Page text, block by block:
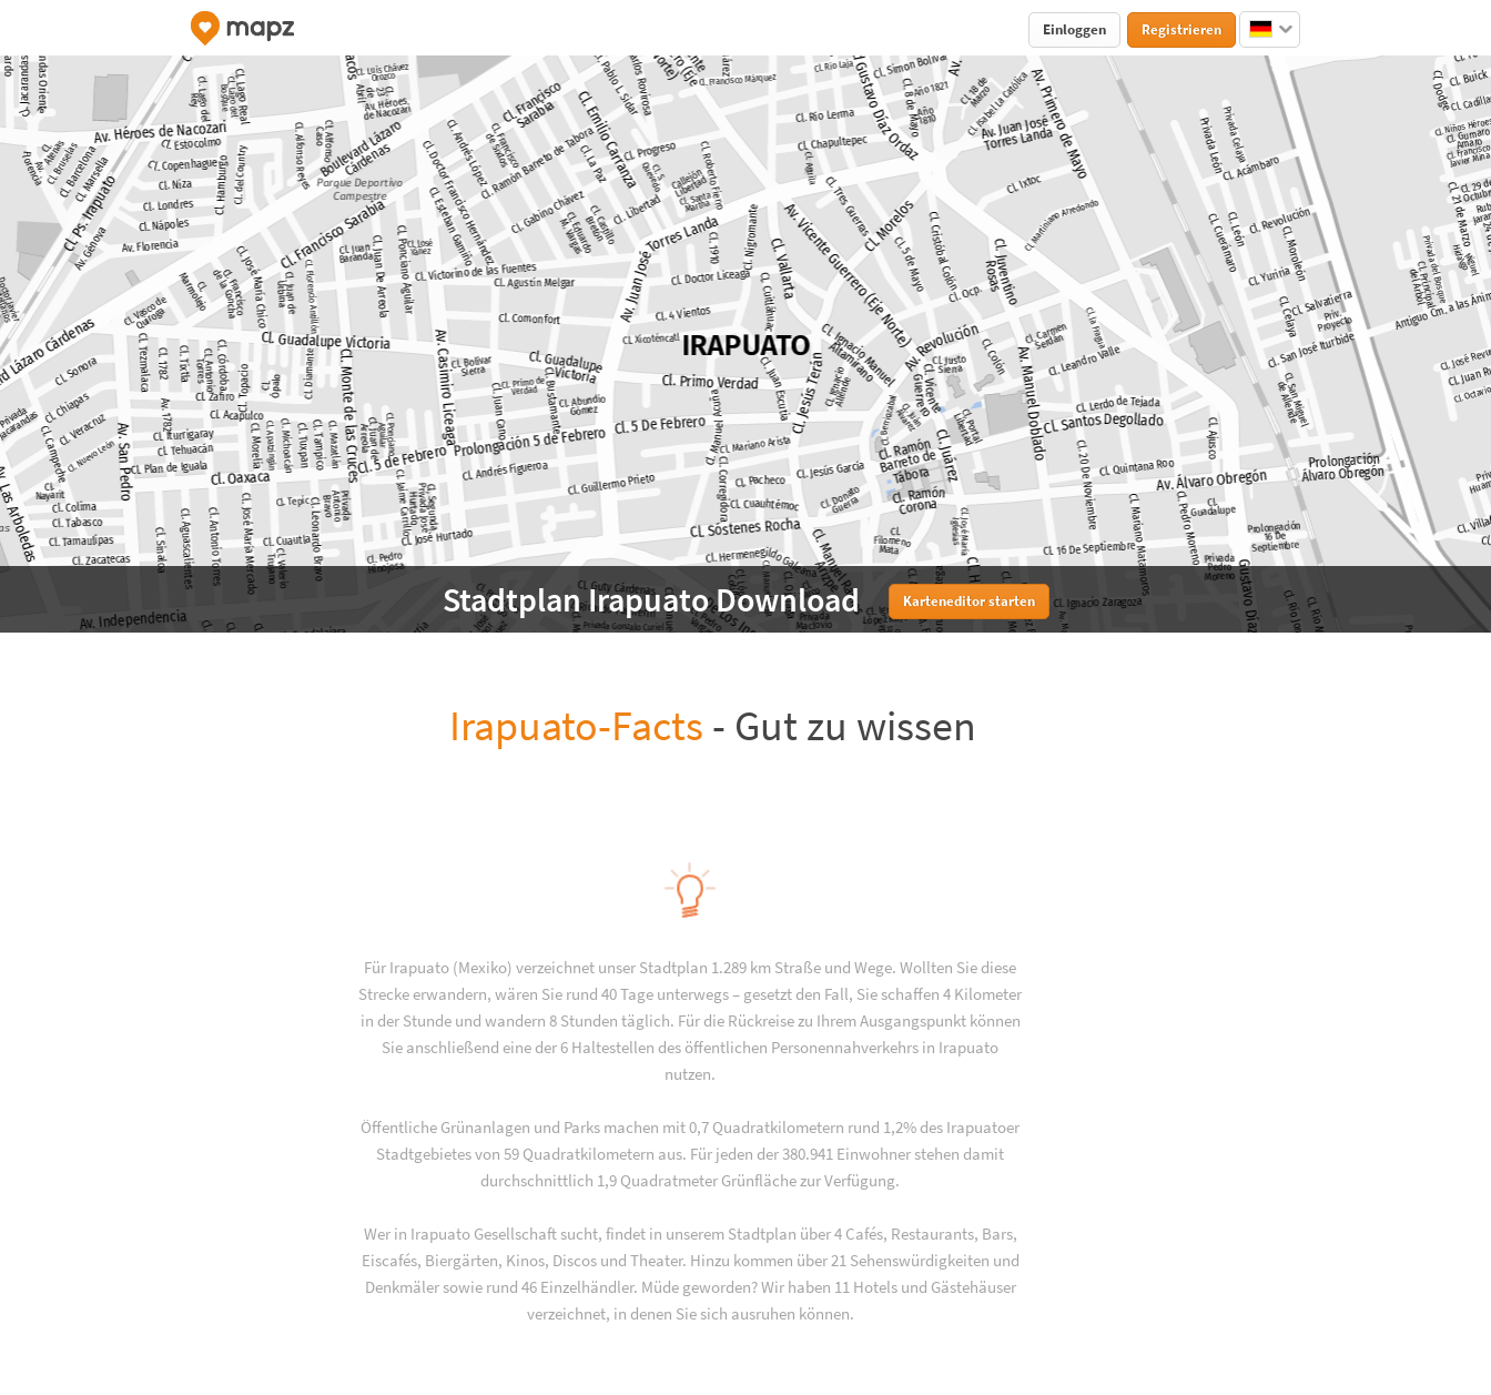
Einloggen Registrieren
Stadtplan Irapuato Download Karteneditor starten
Irapuato-Facts - Gut zu wissen
Für Irapuato (Mexiko) verzeichnet unser Stadtplan 1.289 km Straße und Wege. Wollten Sie diese
Strecke erwandern, wären Sie rund 40 Tage unterwegs – gesetzt den Fall, Sie schaffen 4 Kilometer
in der Stunde und wandern 8 Stunden täglich. Für die Rückreise zu Ihrem Ausgangspunkt können
Sie anschließend eine der 6 Haltestellen des öffentlichen Personennahverkehrs in Irapuato
nutzen.
Öffentliche Grünanlagen und Parks machen mit 0,7 Quadratkilometern rund 1,2% des Irapuatoer
Stadtgebietes von 59 Quadratkilometern aus. Für jeden der 380.941 Einwohner stehen damit
durchschnittlich 1,9 Quadratmeter Grünfläche zur Verfügung.
Wer in Irapuato Gesellschaft sucht, findet in unserem Stadtplan über 4 Cafés, Restaurants, Bars,
Eiscafés, Biergärten, Kinos, Discos und Theater. Hinzu kommen über 21 Sehenswürdigkeiten und
Denkmäler sowie rund 46 Einzelhändler. Müde geworden? Wir haben 11 Hotels und Gästehäuser
verzeichnet, in denen Sie sich ausruhen können.